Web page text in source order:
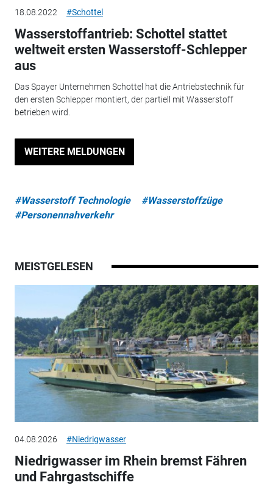
18.08.2022 #Schottel
Wasserstoffantrieb: Schottel stattet
weltweit ersten Wasserstoff-Schlepper
aus
Das Spayer Unternehmen Schottel hat die Antriebstechnik für
den ersten Schlepper montiert, der partiell mit Wasserstoff
betrieben wird.
WEITERE MELDUNGEN
#Wasserstoff Technologie
#Wasserstoffzüge
#Personennahverkehr
MEISTGELESEN
04.08.2026 #Niedrigwasser
Niedrigwasser im Rhein bremst Fähren
und Fahrgastschiffe